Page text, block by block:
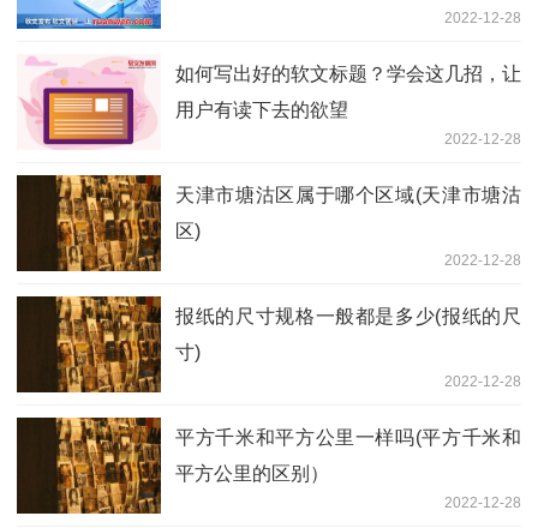
2022-12-28
如何写出好的软文标题？学会这几招，让
用户有读下去的欲望
2022-12-28
天津市塘沽区属于哪个区域(天津市塘沽
区)
2022-12-28
报纸的尺寸规格一般都是多少(报纸的尺
寸)
2022-12-28
平方千米和平方公里一样吗(平方千米和
平方公里的区别）
2022-12-28